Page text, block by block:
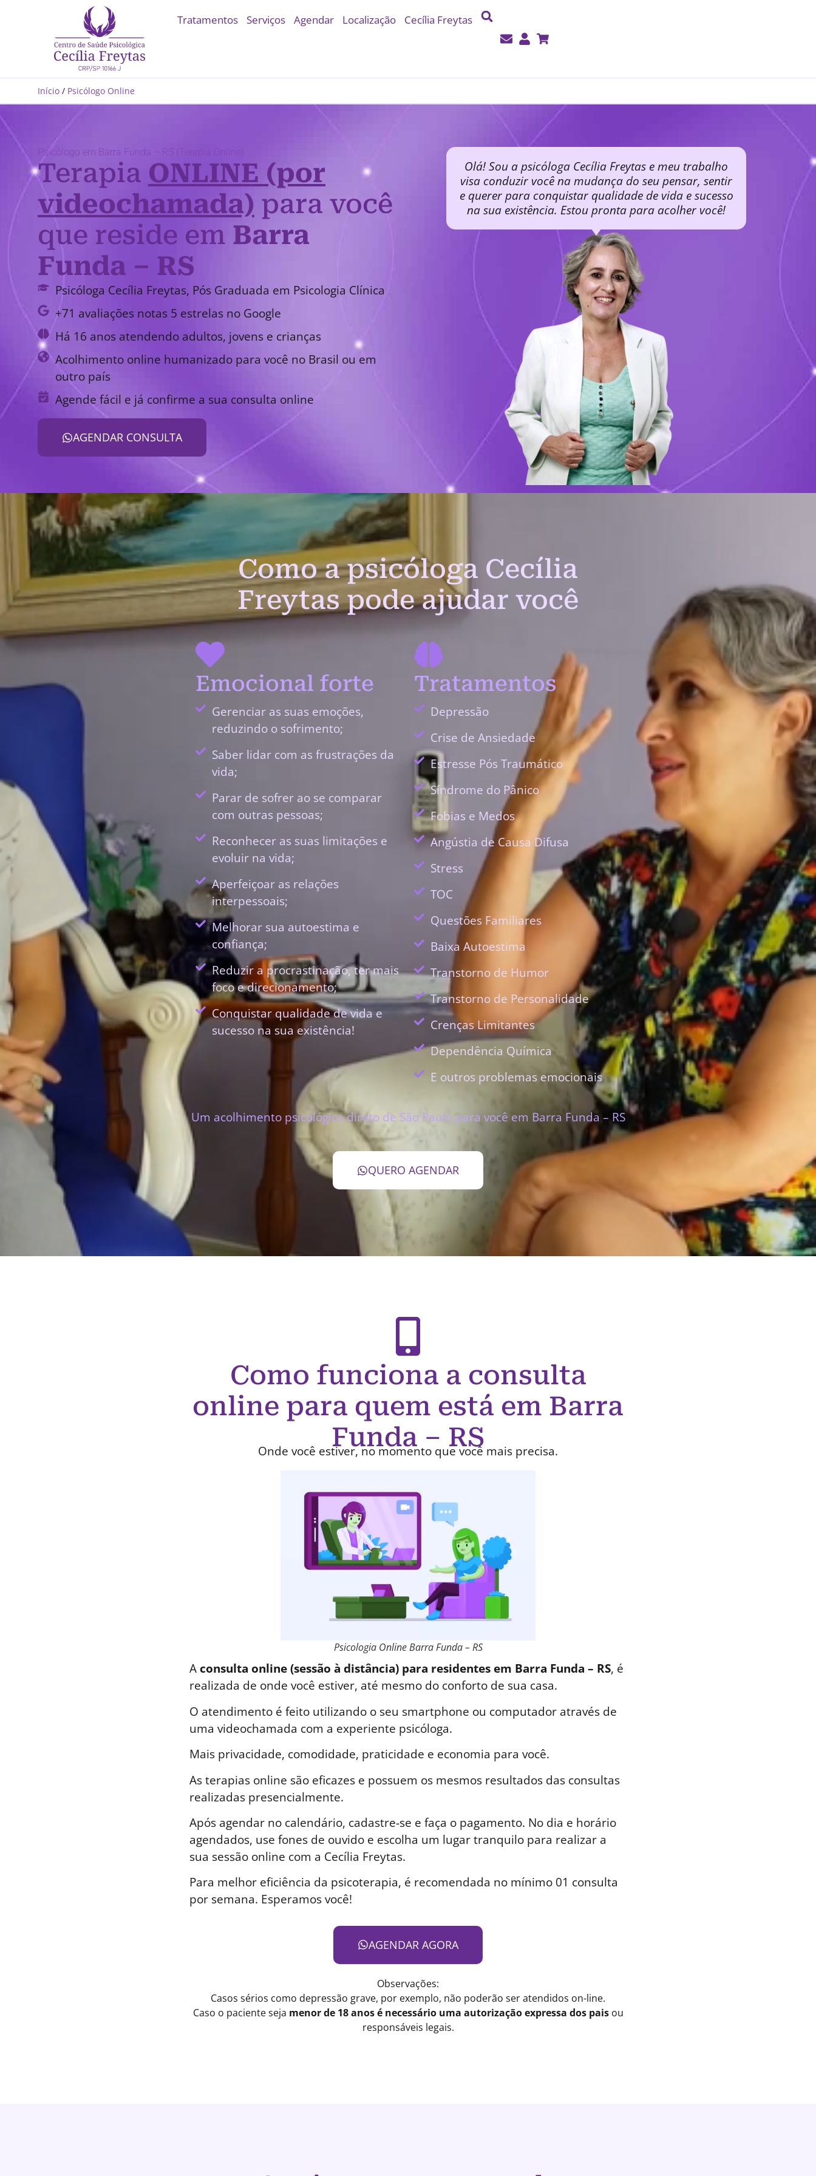
Tratamentos Serviços Agendar Localização Cecília Freytas
Início / Psicólogo Online
Psicólogo em Barra Funda – RS (Terapia Online)
Terapia ONLINE (por
videochamada) para você
que reside em Barra
Funda – RS
Psicóloga Cecília Freytas, Pós Graduada em Psicologia Clínica
+71 avaliações notas 5 estrelas no Google
Há 16 anos atendendo adultos, jovens e crianças
Acolhimento online humanizado para você no Brasil ou em
outro país
Agende fácil e já confirme a sua consulta online
AGENDAR CONSULTA
Olá! Sou a psicóloga Cecília Freytas e meu trabalho
visa conduzir você na mudança do seu pensar, sentir
e querer para conquistar qualidade de vida e sucesso
na sua existência. Estou pronta para acolher você!
Como a psicóloga Cecília
Freytas pode ajudar você
Emocional forte
Gerenciar as suas emoções,
reduzindo o sofrimento;
Saber lidar com as frustrações da
vida;
Parar de sofrer ao se comparar
com outras pessoas;
Reconhecer as suas limitações e
evoluir na vida;
Aperfeiçoar as relações
interpessoais;
Melhorar sua autoestima e
confiança;
Reduzir a procrastinação, ter mais
foco e direcionamento;
Conquistar qualidade de vida e
sucesso na sua existência!
Tratamentos
Depressão
Crise de Ansiedade
Estresse Pós Traumático
Síndrome do Pânico
Fobias e Medos
Angústia de Causa Difusa
Stress
TOC
Questões Familiares
Baixa Autoestima
Transtorno de Humor
Transtorno de Personalidade
Crenças Limitantes
Dependência Química
E outros problemas emocionais
Um acolhimento psicológico direto de São Paulo para você em Barra Funda – RS
QUERO AGENDAR
Como funciona a consulta
online para quem está em Barra
Funda – RS
Onde você estiver, no momento que você mais precisa.
Psicologia Online Barra Funda – RS
Aconsulta online (sessão à distância) para residentes em Barra Funda – RS, é
realizada de onde você estiver, até mesmo do conforto de sua casa.
O atendimento é feito utilizando o seu smartphone ou computador através de
uma videochamada com a experiente psicóloga.
Mais privacidade, comodidade, praticidade e economia para você.
As terapias online são eficazes e possuem os mesmos resultados das consultas
realizadas presencialmente.
Após agendar no calendário, cadastre-se e faça o pagamento. No dia e horário
agendados, use fones de ouvido e escolha um lugar tranquilo para realizar a
sua sessão online com a Cecília Freytas.
Para melhor eficiência da psicoterapia, é recomendada no mínimo 01 consulta
por semana. Esperamos você!
AGENDAR AGORA
Observações:
Casos sérios como depressão grave, por exemplo, não poderão ser atendidos on-line.
Caso o paciente seja menor de 18 anos é necessário uma autorização expressa dos paisou
responsáveis legais.